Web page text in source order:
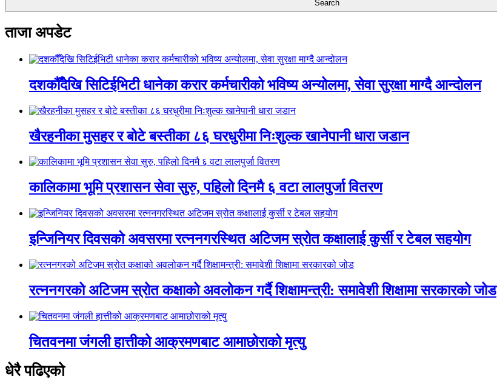
ताजा अपडेट
दशकौँदेखि सिटिईभिटी धानेका करार कर्मचारीको भविष्य अन्योलमा, सेवा सुरक्षा माग्दै आन्दोलन
खैरहनीका मुसहर र बोटे बस्तीका ८६ घरधुरीमा निःशुल्क खानेपानी धारा जडान
कालिकामा भूमि प्रशासन सेवा सुरु, पहिलो दिनमै ६ वटा लालपुर्जा वितरण
इन्जिनियर दिवसको अवसरमा रत्ननगरस्थित अटिजम स्रोत कक्षालाई कुर्सी र टेबल सहयोग
रत्ननगरको अटिजम स्रोत कक्षाको अवलोकन गर्दै शिक्षामन्त्री: समावेशी शिक्षामा सरकारको जोड
चितवनमा जंगली हात्तीको आक्रमणबाट आमाछोराको मृत्यु
धेरै पढिएको